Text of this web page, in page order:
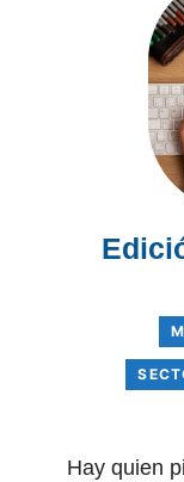
Hay quien